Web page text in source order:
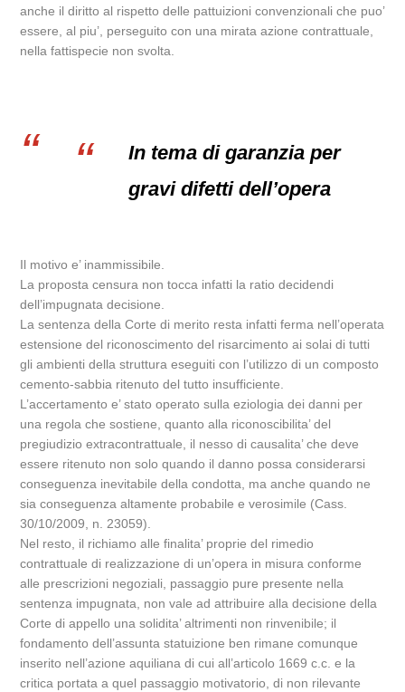
anche il diritto al rispetto delle pattuizioni convenzionali che puo’
essere, al piu’, perseguito con una mirata azione contrattuale,
nella fattispecie non svolta.
In tema di garanzia per
gravi difetti dell’opera
Il motivo e’ inammissibile.
La proposta censura non tocca infatti la ratio decidendi
dell’impugnata decisione.
La sentenza della Corte di merito resta infatti ferma nell’operata
estensione del riconoscimento del risarcimento ai solai di tutti
gli ambienti della struttura eseguiti con l’utilizzo di un composto
cemento-sabbia ritenuto del tutto insufficiente.
L’accertamento e’ stato operato sulla eziologia dei danni per
una regola che sostiene, quanto alla riconoscibilita’ del
pregiudizio extracontrattuale, il nesso di causalita’ che deve
essere ritenuto non solo quando il danno possa considerarsi
conseguenza inevitabile della condotta, ma anche quando ne
sia conseguenza altamente probabile e verosimile (Cass.
30/10/2009, n. 23059).
Nel resto, il richiamo alle finalita’ proprie del rimedio
contrattuale di realizzazione di un’opera in misura conforme
alle prescrizioni negoziali, passaggio pure presente nella
sentenza impugnata, non vale ad attribuire alla decisione della
Corte di appello una solidita’ altrimenti non rinvenibile; il
fondamento dell’assunta statuizione ben rimane comunque
inserito nell’azione aquiliana di cui all’articolo 1669 c.c. e la
critica portata a quel passaggio motivatorio, di non rilevante